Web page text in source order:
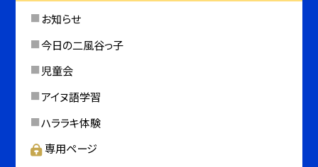
お知らせ
今日の二風谷っ子
児童会
アイヌ語学習
ハララキ体験
専用ページ